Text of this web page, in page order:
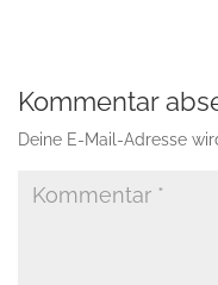
Kommentar
Deine E-Mail-Adresse